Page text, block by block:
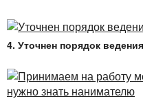
4. Уточнен порядок